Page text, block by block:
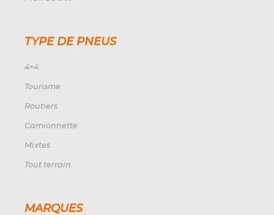
TYPE DE PNEUS
4×4
Tourisme
Routiers
Camionnette
Mixtes
Tout terrain
MARQUES